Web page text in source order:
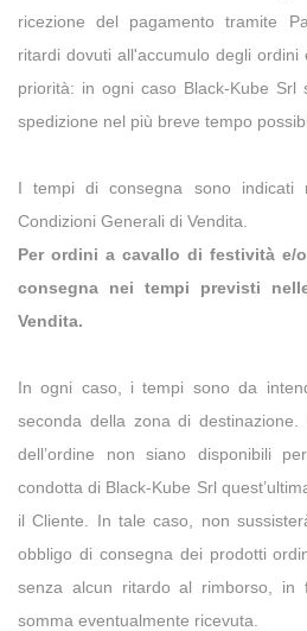
ricezione del pagamento tramite
ritardi dovuti all'accumulo degli
priorità: in ogni caso Black-Kube Srl
spedizione nel più breve tempo
I tempi di consegna sono indicati
Condizioni Generali di Vendita.
Per ordini a cavallo di festività e/
consegna nei tempi previsti
Vendita.
In ogni caso, i tempi sono da
seconda della zona di
dell’ordine non siano disponibili
condotta di Black-Kube Srl
il Cliente. In tale caso, non
obbligo di consegna dei prodotti
senza alcun ritardo al rimborso, in
somma eventualmente ricevuta.